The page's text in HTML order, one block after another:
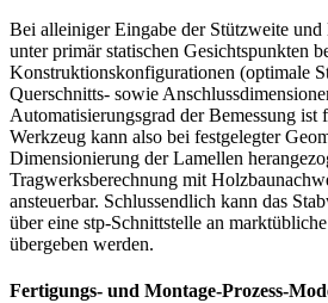
Bei alleiniger Eingabe der Stützweite
unter primär statischen Gesichtspunkten
Konstruktionskonfigurationen (optimale
Querschnitts- sowie
Automatisierungsgrad der Bemessung ist
Werkzeug kann also bei festgelegter
Dimensionierung der Lamellen
Tragwerksberechnung mit
ansteuerbar. Schlussendlich kann das
über eine stp-Schnittstelle an
übergeben werden.
Fertigungs- und Montage-Prozess-